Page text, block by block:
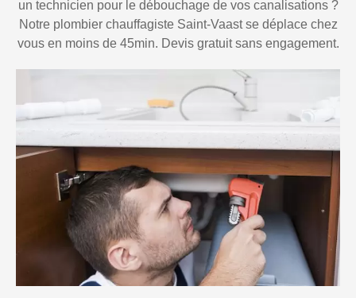
un technicien pour le débouchage de vos canalisations ?
Notre plombier chauffagiste Saint-Vaast se déplace chez
vous en moins de 45min. Devis gratuit sans engagement.